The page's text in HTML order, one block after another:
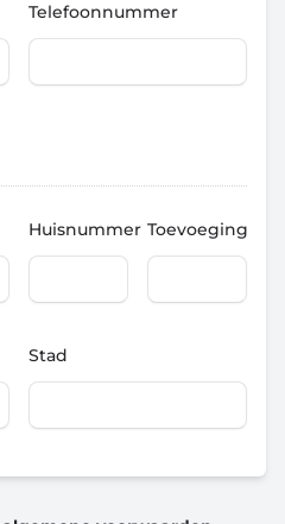
Telefoonnummer
Huisnummer Toevoeging
Stad